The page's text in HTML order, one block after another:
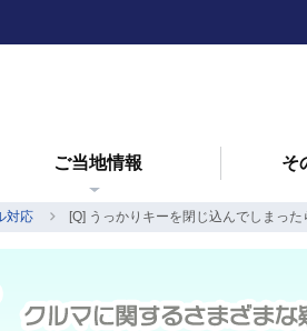
ご当地情報 そ
対応 [Q] うっかりキーを閉じ込んでしまっ